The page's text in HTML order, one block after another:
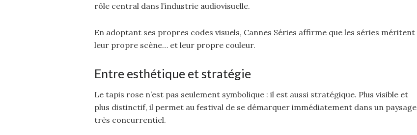
rôle central dans l’industrie audiovisuelle.
En adoptant ses propres codes visuels, Cannes Séries affirme que les séries méritent
leur propre scène… et leur propre couleur.
Entre esthétique et stratégie
Le tapis rose n’est pas seulement symbolique : il est aussi stratégique. Plus visible et
plus distinctif, il permet au festival de se démarquer immédiatement dans un paysage
très concurrentiel.